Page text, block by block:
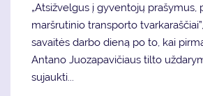
„Atsižvelgus į gyventojų prašymus,
maršrutinio transporto
savaitės darbo dieną po to, kai
Antano Juozapavičiaus tilto
sujaukti...